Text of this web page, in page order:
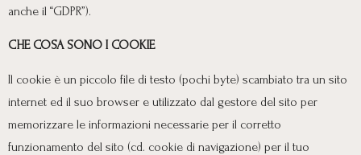
anche il “GDPR”).
CHE COSA SONO I COOKIE
Il cookie è un piccolo file di testo (pochi byte) scambiato tra un sito
internet ed il suo browser e utilizzato dal gestore del sito per
memorizzare le informazioni necessarie per il corretto
funzionamento del sito (cd. cookie di navigazione) per il tuo